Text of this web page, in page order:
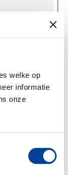
welke op
informatie
onze
om
Sessie